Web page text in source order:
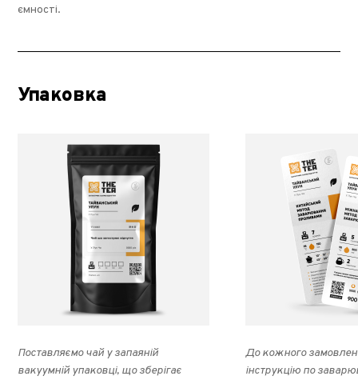
ємності.
Упаковка
Поставляємо чай у запаяній
вакуумній упаковці, що зберігає
До кожного
інструкцію по